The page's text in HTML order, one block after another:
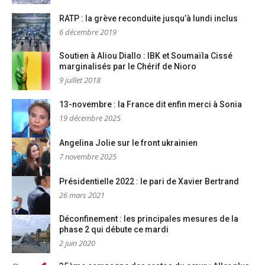
RATP : la grève reconduite jusqu’à lundi inclus
6 décembre 2019
Soutien à Aliou Diallo : IBK et Soumaïla Cissé
marginalisés par le Chérif de Nioro
9 juillet 2018
13-novembre : la France dit enfin merci à Sonia
19 décembre 2025
Angelina Jolie sur le front ukrainien
7 novembre 2025
Présidentielle 2022 : le pari de Xavier Bertrand
26 mars 2021
Déconfinement : les principales mesures de la
phase 2 qui débute ce mardi
2 juin 2020